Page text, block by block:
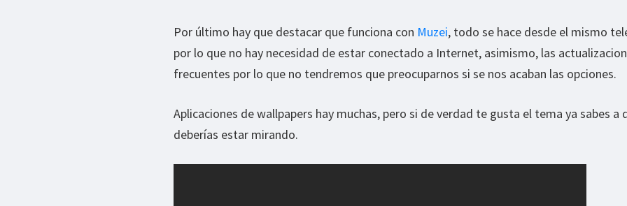
Por último hay que destacar que funciona con Muzei, todo se hace desde el mismo
por lo que no hay necesidad de estar conectado a Internet, asimismo, las
frecuentes por lo que no tendremos que preocuparnos si se nos acaban las opciones.
Aplicaciones de wallpapers hay muchas, pero si de verdad te gusta el tema ya sabes a
deberías estar mirando.